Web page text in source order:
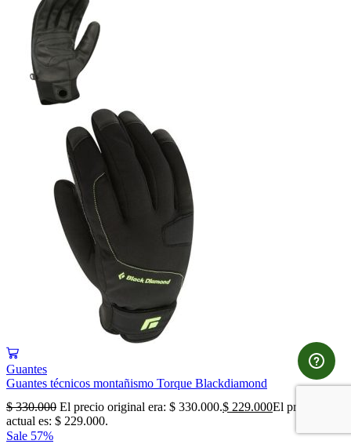
Guantes
Guantes técnicos montañismo Torque Blackdiamond
$330.000 El precio original era: $ 330.000.$ 229.000El precio
actual es: $ 229.000.
Sale 57%